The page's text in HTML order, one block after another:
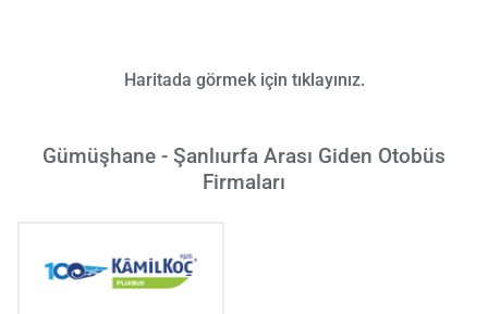
Haritada görmek için tıklayınız.
Gümüşhane - Şanlıurfa Arası Giden Otobüs
Firmaları